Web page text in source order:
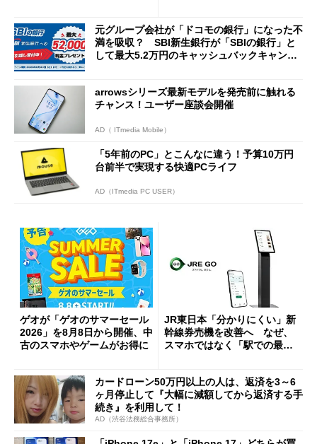
元グループ会社が「ドコモの銀行」になった不
満を吸収？ SBI新生銀行が「SBIの銀行」と
して最大5.2万円のキャッシュバックキャンペ
arrowsシリーズ最新モデルを発売前に触れる
チャンス！ユーザー座談会開催
AD（ ITmedia Mobile）
「5年前のPC」とこんなに違う！予算10万円
台前半で実現する快適PCライフ
AD（ITmedia PC USER）
ゲオが「ゲオのサマーセール
2026」を8月8日から開催、中
古のスマホやゲームがお得に
JR東日本「分かりにくい」新
幹線券売機を改善へ なぜ、
スマホではなく「駅での最短
カードローン50万円以上の人は、返済を3～6
ヶ月停止して『大幅に減額してから返済する手
続き』を利用して！
AD（渋谷法務総合事務所）